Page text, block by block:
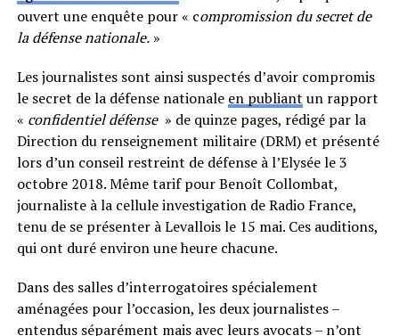
ouvert une enquête pour « compromission du secret de
la défense nationale.»
Les journalistes sont ainsi suspectés d’avoir compromis
le secret de la défense nationale en publiant un rapport
« confidentiel défense» de quinze pages, rédigé par la
Direction du renseignement militaire (DRM) et présenté
lors d’un conseil restreint de défense à l’Elysée le 3
octobre 2018. Même tarif pour Benoît Collombat,
journaliste à la cellule investigation de Radio France,
tenu de se présenter à Levallois le 15 mai. Ces auditions,
qui ont duré environ une heure chacune.
Dans des salles d’interrogatoires spécialement
aménagées pour l’occasion, les deux journalistes –
entendus séparément mais avec leurs avocats – n’ont